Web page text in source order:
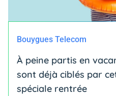
Bouygues Telecom
À peine partis en
sont déjà ciblés par
spéciale rentrée